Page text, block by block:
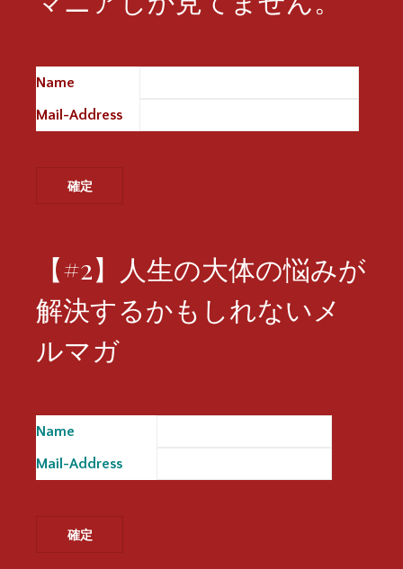
Name
Mail-Address
【#2】人生の大体の悩みが
解決するかもしれないメ
ルマガ
Name
Mail-Address